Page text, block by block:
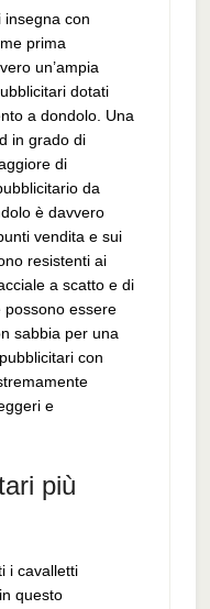
insegna con
prima
un’ampia
dotati
a dondolo. Una
in grado di
di
da
è davvero
vendita e sui
resistenti ai
a scatto e di
possono essere
sabbia per una
con
e
più
i cavalletti
questo